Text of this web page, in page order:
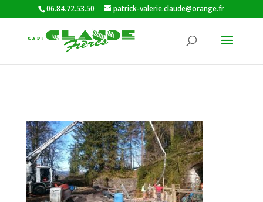
06.84.72.53.50 patrick-valerie.claude@orange.fr